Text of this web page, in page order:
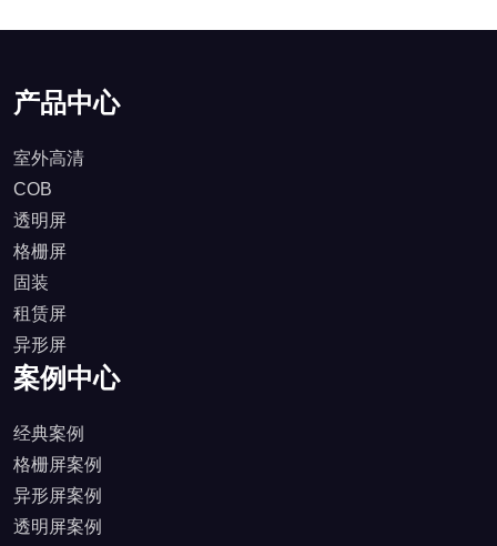
产品中心
室外高清
COB
透明屏
格栅屏
固装
租赁屏
异形屏
案例中心
经典案例
格栅屏案例
异形屏案例
透明屏案例